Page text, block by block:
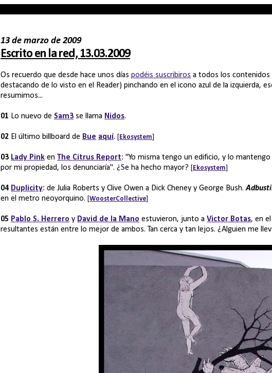
13 de marzo de 2009
Escrito en la red, 13.03.2009
Os recuerdo que desde hace unos díaspodéis suscribiros a todos los contenidos
destacando de lo visto en el Reader) pinchando en el icono azul de la izquierda,
resumimos...
01 Lo nuevo deSam3 se llama Nidos.
02 El último billboard de Bue aquí. Ekosystem
03 Lady Pink enThe Citrus Report: "Yo misma tengo un edificio, y lo
por mi propiedad, los denunciaría". ¿Se ha hecho mayor?
Ekosystem
04 Duplicity: de Julia Roberts y Clive Owen a Dick Cheney y George Bush.
en el metro neoyorquino.
[WoosterCollective
05 Pablo S. Herrero y David de la Mano estuvieron, junto aVictor Botas, en
resultantes están entre lo mejor de ambos. Tan cerca y tan lejos. ¿Alguien me